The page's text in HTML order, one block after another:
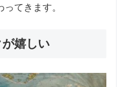
てきます。
嬉しい